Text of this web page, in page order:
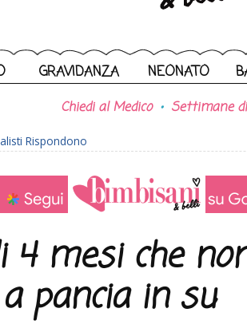
GRAVIDANZA NEONATO
Chiedi al Medico Settimane
Rispondono
4 mesi che
pancia in su